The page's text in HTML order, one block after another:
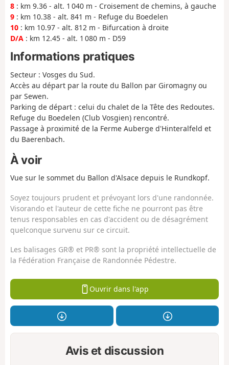
8 : km 9.36 - alt. 1 040 m - Croisement de chemins, à gauche
9 : km 10.38 - alt. 841 m - Refuge du Boedelen
10 : km 10.97 - alt. 812 m - Bifurcation à droite
D/A : km 12.45 - alt. 1 080 m - D59
Informations pratiques
Secteur : Vosges du Sud.
Accès au départ par la route du Ballon par Giromagny ou
par Sewen.
Parking de départ : celui du chalet de la Tête des Redoutes.
Refuge du Boedelen (Club Vosgien) rencontré.
Passage à proximité de la Ferme Auberge d'Hinteralfeld et
du Baerenbach.
À voir
Vue sur le sommet du Ballon d'Alsace depuis le Rundkopf.
Soyez toujours prudent et prévoyant lors d'une randonnée.
Visorando et l'auteur de cette fiche ne pourront pas être
tenus responsables en cas d'accident ou de désagrément
quelconque survenu sur ce circuit.
Les balisages GR® et PR® sont la propriété intellectuelle de
la Fédération Française de Randonnée Pédestre.
Ouvrir dans l'app
Avis et discussion